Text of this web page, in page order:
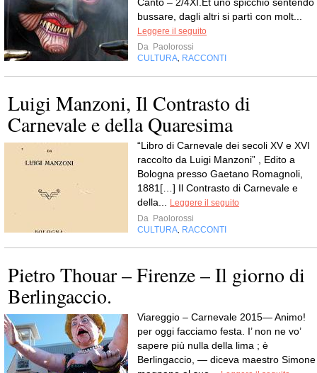
bussare, dagli altri si partì con molt...
Leggere il seguito
Da Paolorossi
CULTURA RACCONTI
Luigi Manzoni, Il Contrasto di
Carnevale e della Quaresima
“Libro di Carnevale dei secoli XV e XVI
raccolto da Luigi Manzoni” , Edito a
Bologna presso Gaetano Romagnoli,
1881[…] Il Contrasto di Carnevale e
della...
Leggere il seguito
Da Paolorossi
CULTURA RACCONTI
Pietro Thouar – Firenze – Il giorno di
Berlingaccio.
Viareggio – Carnevale 2015— Animo!
per oggi facciamo festa. I’ non ne vo’
sapere più nulla della lima ; è
Berlingaccio, — diceva maestro Simone